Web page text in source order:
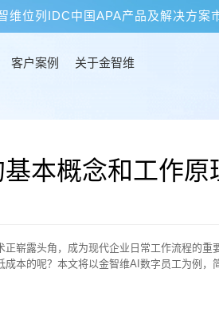
维位列IDC中国APA产品及解决方案
客户案例 关于金智维
本概念和工作原
崭露头角，成为现代企业日常工作流程的重
本的呢？本文将以金智维AI数字员工为例，